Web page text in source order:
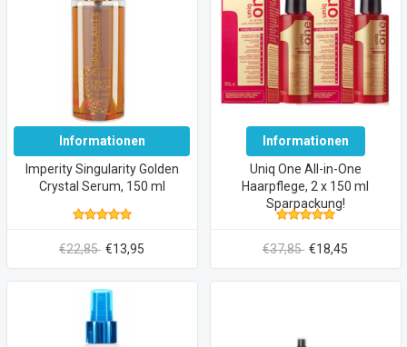
Informationen
Imperity Singularity Golden
Crystal Serum, 150 ml
€22,85 €13,95
Informationen
Uniq One All-in-One
Haarpflege, 2 x 150 ml
Sparpackung!
€37,85 €18,45